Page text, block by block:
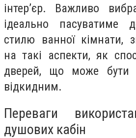
інтер’єр. Важливо
ідеально пасуватиме
стилю ванної кімнати,
на такі аспекти, як
дверей, що може бути
відкидним.
Переваги
душових кабін